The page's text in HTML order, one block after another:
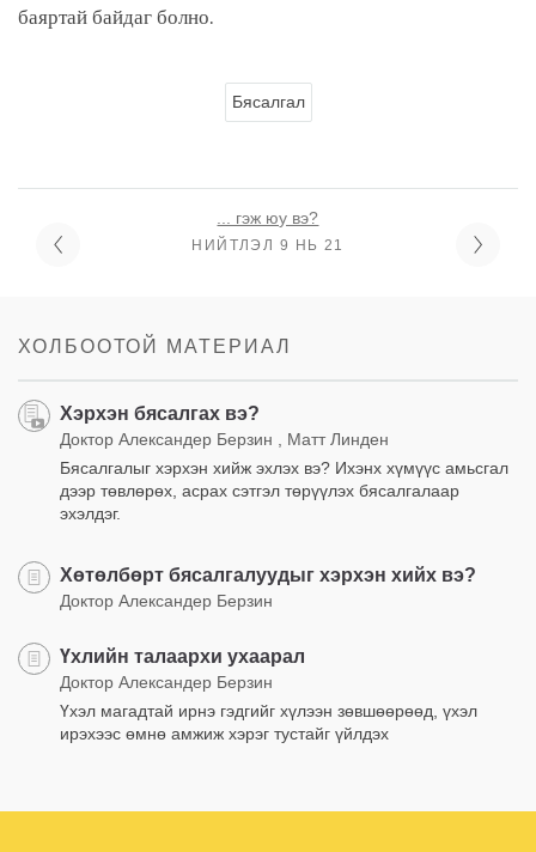
баяртай байдаг болно.
Бясалгал
... гэж юу вэ?
НИЙТЛЭЛ 9 НЬ 21
ХОЛБООТОЙ МАТЕРИАЛ
Хэрхэн бясалгах вэ?
Доктор Александер Берзин , Матт Линден
Бясалгалыг хэрхэн хийж эхлэх вэ? Ихэнх хүмүүс амьсгал
дээр төвлөрөх, асрах сэтгэл төрүүлэх бясалгалаар
эхэлдэг.
Хөтөлбөрт бясалгалуудыг хэрхэн хийх вэ?
Доктор Александер Берзин
Үхлийн талаархи ухаарал
Доктор Александер Берзин
Үхэл магадтай ирнэ гэдгийг хүлээн зөвшөөрөөд, үхэл
ирэхээс өмнө амжиж хэрэг тустайг үйлдэх